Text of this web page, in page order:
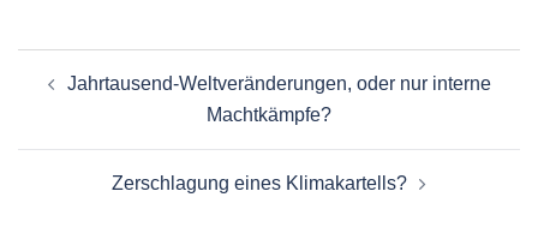
Jahrtausend-Weltveränderungen, oder nur interne
Machtkämpfe?
Zerschlagung eines Klimakartells?